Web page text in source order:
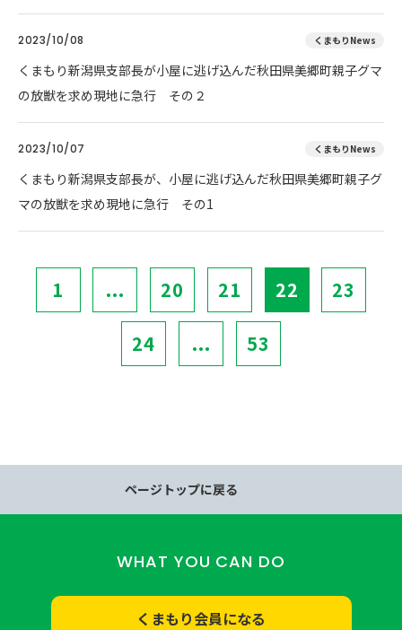
2023/10/08 くまもりNews
くまもり新潟県支部長が小屋に逃げ込んだ秋田県美郷町親子グマ
の放獣を求め現地に急行 その２
2023/10/07 くまもりNews
くまもり新潟県支部長が、小屋に逃げ込んだ秋田県美郷町親子グ
マの放獣を求め現地に急行 その1
1 ... 20 21 22 23
24 ... 53
ページトップに戻る
WHAT YOU CAN DO
くまもり会員になる